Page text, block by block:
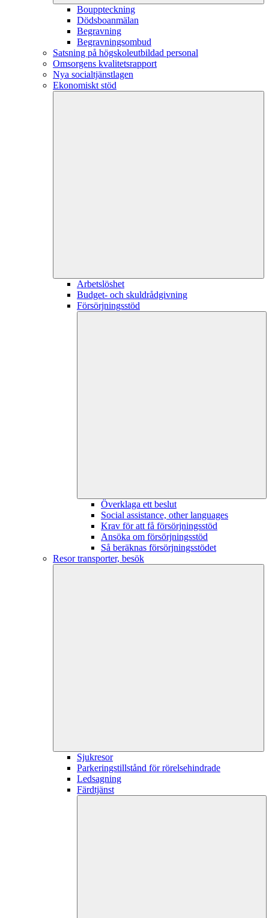
Bouppteckning
Dödsboanmälan
Begravning
Begravningsombud
Satsning på högskoleutbildad personal
Omsorgens kvalitetsrapport
Nya socialtjänstlagen
Ekonomiskt stöd
Arbetslöshet
Budget- och skuldrådgivning
Försörjningsstöd
Överklaga ett beslut
Social assistance, other languages
Krav för att få försörjningsstöd
Ansöka om försörjningsstöd
Så beräknas försörjningsstödet
Resor transporter, besök
Sjukresor
Parkeringstillstånd för rörelsehindrade
Ledsagning
Färdtjänst